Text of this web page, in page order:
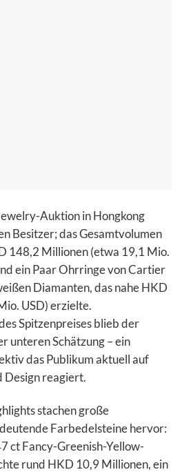
Auktion in Hongkong
Besitzer; das Gesamtvolumen
148,2 Millionen (etwa 19,1 Mio.
ein Paar Ohrringe von Cartier
Diamanten, das nahe HKD
USD) erzielte.
Spitzenpreises blieb der
unteren Schätzung – ein
das Publikum aktuell auf
Design reagiert.
stachen große
Farbedelsteine hervor:
ct Fancy-Greenish-Yellow-
rund HKD 10,9 Millionen, ein